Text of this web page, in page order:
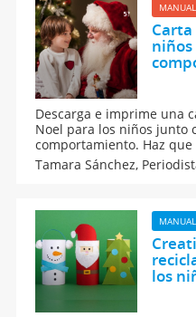
Descarga e imprime una
Noel para los niños junto
comportamiento. Haz
cobre vida con este
hijos. ¡Ideal para
Tamara Sánchez,
los